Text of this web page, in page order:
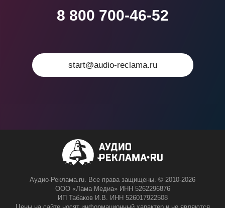
8 800 700-46-52
start@audio-reclama.ru
Аудио-Реклама.ru. Все права защищены. © 2010-2026
ООО «Лама Медиа» ИНН 5262296876
ИП Табаков И.В. ИНН 526017922508